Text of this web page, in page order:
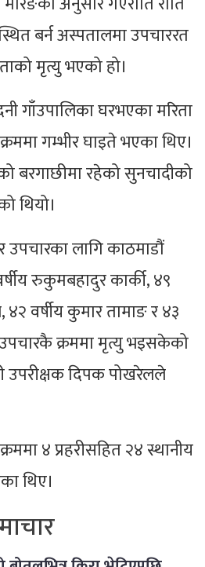
बर्न अस्पतालमा उपचाररत
मृत्यु भएको हो।
गाँउपालिका घरभएका मरिता
गम्भीर घाइते भएका थिए।
बरगाछीमा रहेको सुनचादीको
थियो।
उपचारका लागि काठमाडौं
रुकुमबहादुर कार्की, ४९
वर्षीय कुमार तामाङ र ४३
क्रममा मृत्यु भइसकेको
उपरीक्षक दिपक पोखरेलले
४ प्रहरीसहित २४ स्थानीय
थिए।